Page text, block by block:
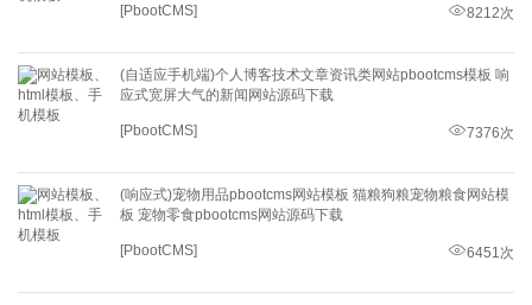
[PbootCMS] 8212次
(自适应手机端)个人博客技术文章资讯类网站pbootcms模板 响
应式宽屏大气的新闻网站源码下载
[PbootCMS] 7376次
(响应式)宠物用品pbootcms网站模板 猫粮狗粮宠物粮食网站模
板 宠物零食pbootcms网站源码下载
[PbootCMS] 6451次